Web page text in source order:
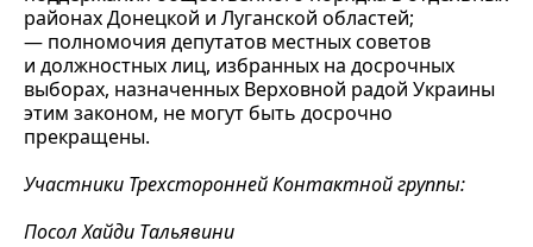
районах Донецкой и Луганской областей;
— полномочия депутатов местных советов
и должностных лиц, избранных на досрочных
выборах, назначенных Верховной радой Украины
этим законом, не могут быть досрочно
прекращены.
Участники Трехсторонней Контактной группы:
Посол Хайди Тальявини